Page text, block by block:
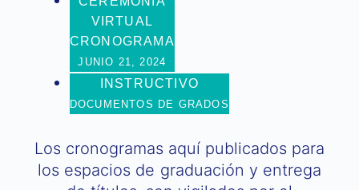
VIRTUAL
CRONOGRAMA
JUNIO 21, 2024
INSTRUCTIVO
DOCUMENTOS DE GRADOS
Los cronogramas aquí publicados para
los espacios de graduación y entrega